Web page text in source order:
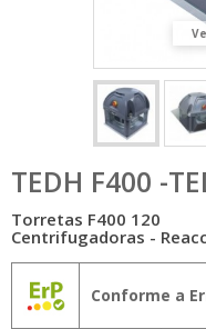
TEDH F400 -
Torretas F400 120
Centrifugadoras -
Conforme a